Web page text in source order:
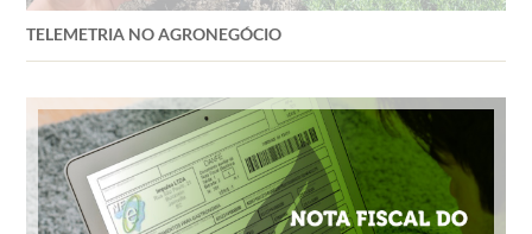
TELEMETRIA NO AGRONEGÓCIO